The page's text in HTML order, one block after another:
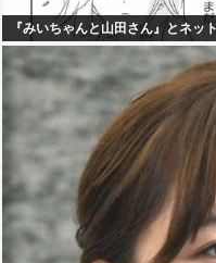
『みいちゃんと山田さん』とネッ